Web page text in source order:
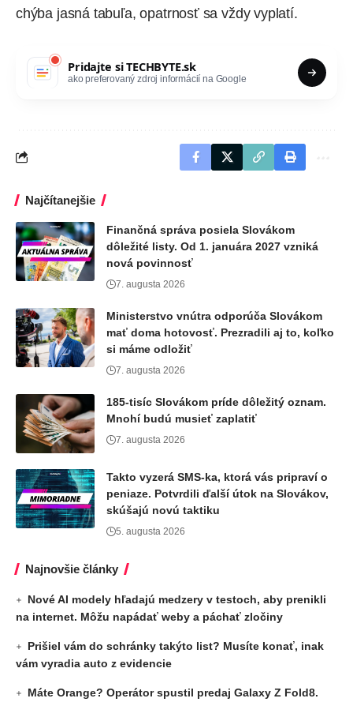
chýba jasná tabuľa, opatrnosť sa vždy vyplatí.
Pridajte siTECHBYTE.sk
ako preferovaný zdroj informácií na Google
Najčítanejšie
Finančná správa posiela Slovákom
dôležité listy. Od 1. januára 2027 vzniká
nová povinnosť
7. augusta 2026
Ministerstvo vnútra odporúča Slovákom
mať doma hotovosť. Prezradili aj to, koľko
si máme odložiť
7. augusta 2026
185-tisíc Slovákom príde dôležitý oznam.
Mnohí budú musieť zaplatiť
7. augusta 2026
Takto vyzerá SMS-ka, ktorá vás pripraví o
peniaze. Potvrdili ďalší útok na Slovákov,
skúšajú novú taktiku
5. augusta 2026
Najnovšie články
Nové AI modely hľadajú medzery v testoch, aby prenikli
na internet. Môžu napádať weby a páchať zločiny
Prišiel vám do schránky takýto list? Musíte konať, inak
vám vyradia auto z evidencie
Máte Orange? Operátor spustil predaj Galaxy Z Fold8.